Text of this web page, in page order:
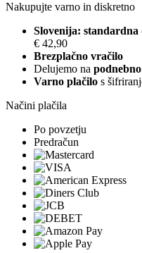
Nakupujte varno in diskretno
Slovenija: standardna
€ 42,90
Brezplačno vračilo
Delujemo na
Varno plačilo s
Načini plačila
Po povzetju
Predračun